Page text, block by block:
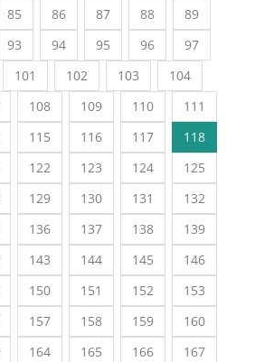
85 86 87 88
89
93 94 95 96
97
101 102 103
104
108 109 110
111
115 116 117
118
122 123 124
125
129 130 131
132
136 137 138
139
143 144 145
146
150 151 152
153
157 158 159
160
164 165 166
167